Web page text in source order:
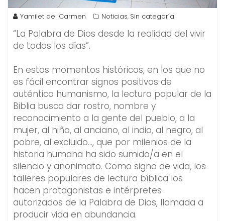
Yamilet del Carmen Noticias, Sin categoría
“La Palabra de Dios desde la realidad del vivir
de todos los días”.
En estos momentos históricos, en los que no
es fácil encontrar signos positivos de
auténtico humanismo, la lectura popular de la
Biblia busca dar rostro, nombre y
reconocimiento a la gente del pueblo, a la
mujer, al niño, al anciano, al indio, al negro, al
pobre, al excluido…, que por milenios de la
historia humana ha sido sumido/a en el
silencio y anonimato. Como signo de vida, los
talleres populares de lectura bíblica los
hacen protagonistas e intérpretes
autorizados de la Palabra de Dios, llamada a
producir vida en abundancia.